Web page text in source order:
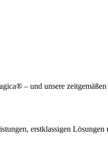
– und unsere
erstklassigen